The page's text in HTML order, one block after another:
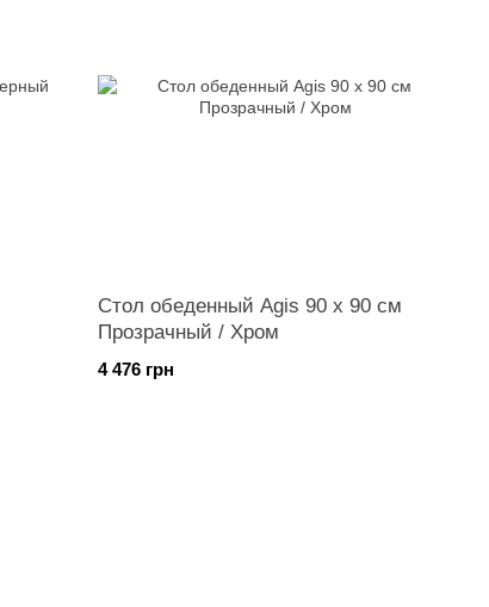
Стол обеденный Agis 90 х 90 см
Прозрачный / Хром
4 476 грн